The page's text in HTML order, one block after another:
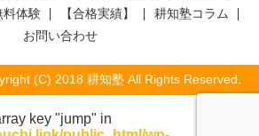
料体験 【合格実績】
耕知塾コラム
お問い合わせ
(C) 2018 耕知塾 All Rights Reserved.
key "jump" in